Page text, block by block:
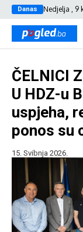
Danas Nedjelja , 9
ČELNICI
U HDZ-u
uspjeha,
ponos su
15. Svibnja 2026.